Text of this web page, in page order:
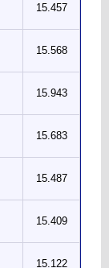
15.457
15.568
15.943
15.683
15.487
15.409
15.122